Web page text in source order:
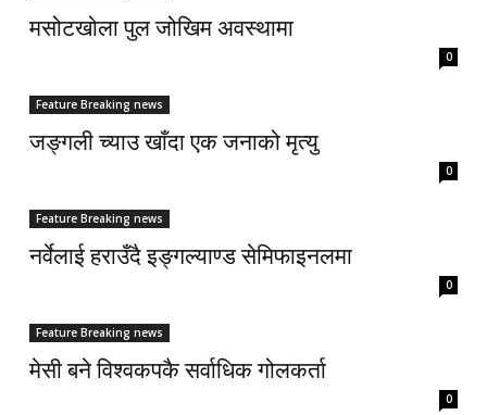
मसोटखोला पुल जोखिम अवस्थामा
0
Feature Breaking news
जङ्गली च्याउ खाँदा एक जनाको मृत्यु
0
Feature Breaking news
नर्वेलाई हराउँदै इङ्गल्याण्ड सेमिफाइनलमा
0
Feature Breaking news
मेसी बने विश्वकपकै सर्वाधिक गोलकर्ता
0